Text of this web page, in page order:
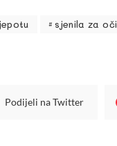
sjenila za oči
Podijeli na Twitter